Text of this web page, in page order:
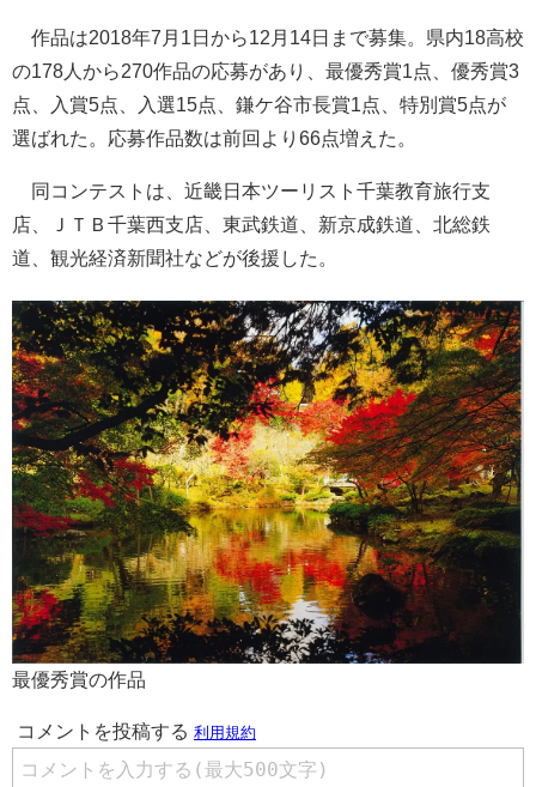
作品は2018年7月1日から12月14日まで募集。県内18高校
の178人から270作品の応募があり、最優秀賞1点、優秀賞3
点、入賞5点、入選15点、鎌ケ谷市長賞1点、特別賞5点が
選ばれた。応募作品数は前回より66点増えた。
同コンテストは、近畿日本ツーリスト千葉教育旅行支
店、ＪＴＢ千葉西支店、東武鉄道、新京成鉄道、北総鉄
道、観光経済新聞社などが後援した。
最優秀賞の作品